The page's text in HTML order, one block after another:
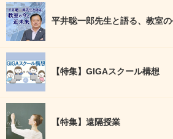
平井聡一郎先生と語る、教室
【特集】GIGAスクール構想
【特集】遠隔授業